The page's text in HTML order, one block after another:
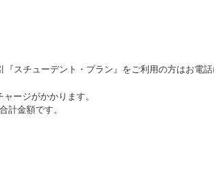
スチューデント・プラン』をご利用の方はお電話
ージがかかります。
計金額です。